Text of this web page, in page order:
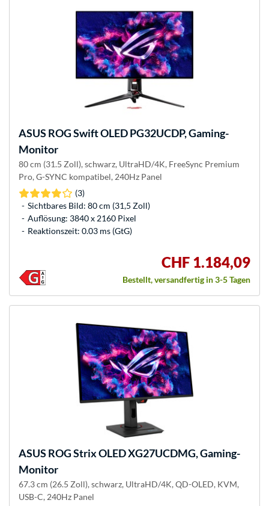
ASUS ROG Swift OLED PG32UCDP, Gaming-
Monitor
80 cm (31.5 Zoll), schwarz, UltraHD/4K, FreeSync Premium
Pro, G-SYNC kompatibel, 240Hz Panel
(3)
Sichtbares Bild: 80 cm (31,5 Zoll)
Auflösung: 3840 x 2160 Pixel
Reaktionszeit: 0.03 ms (GtG)
CHF 1.184,09
Bestellt, versandfertig in 3-5 Tagen
ASUS ROG Strix OLED XG27UCDMG, Gaming-
Monitor
67.3 cm (26.5 Zoll), schwarz, UltraHD/4K, QD-OLED, KVM,
USB-C, 240Hz Panel